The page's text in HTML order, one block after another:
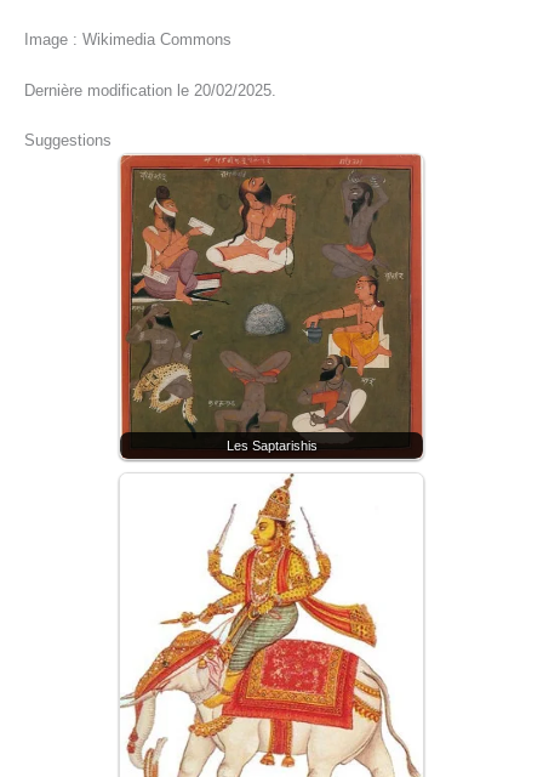
Image : Wikimedia Commons
Dernière modification le 20/02/2025.
Suggestions
Les Saptarishis